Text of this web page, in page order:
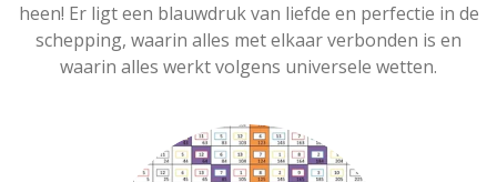
heen! Er ligt een blauwdruk van liefde en perfectie in de
schepping, waarin alles met elkaar verbonden is en
waarin alles werkt volgens universele wetten.